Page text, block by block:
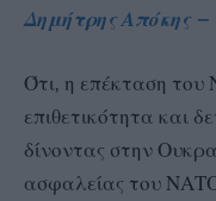
Δημήτρης Απόκης
Ότι, η επέκταση
επιθετικότητα και
δίνοντας στην
ασφαλείας του